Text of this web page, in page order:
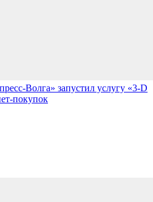
Волга» запустил услугу «3-D
покупок